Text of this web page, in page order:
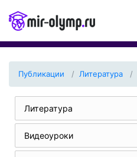
Публикации Литература
Литература
Видеоуроки